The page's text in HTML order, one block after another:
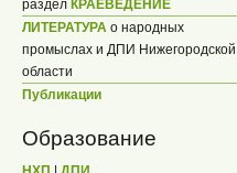
раздел КРАЕВЕДЕНИЕ
ЛИТЕРАТУРА о народных
промыслах и ДПИ Нижегородской
области
Публикации
Образование